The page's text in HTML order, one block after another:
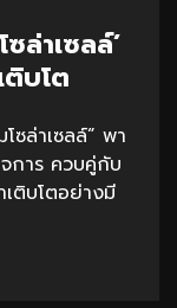
ล่าเซลล์’
บโต
ซล่าเซลล์” พา
การ ควบคู่กับ
เติบโตอย่างมี